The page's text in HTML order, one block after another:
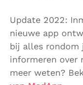
Update 2022:
nieuwe app
bij alles rondom
informeren over
meer weten?